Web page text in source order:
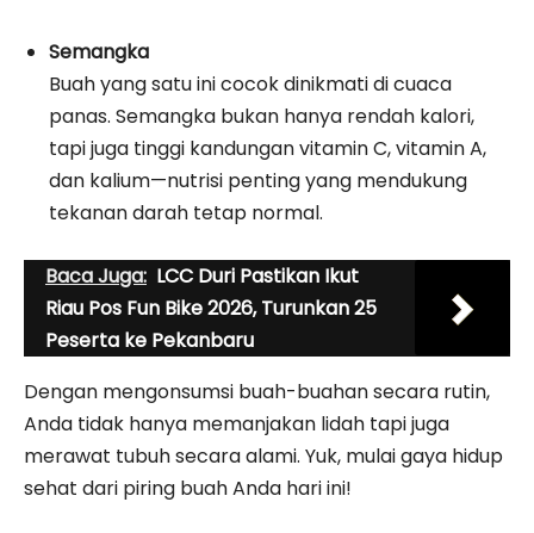
Semangka
Buah yang satu ini cocok dinikmati di cuaca
panas. Semangka bukan hanya rendah kalori,
tapi juga tinggi kandungan vitamin C, vitamin A,
dan kalium—nutrisi penting yang mendukung
tekanan darah tetap normal.
Baca Juga: LCC Duri Pastikan Ikut
Riau Pos Fun Bike 2026, Turunkan 25
Peserta ke Pekanbaru
Dengan mengonsumsi buah-buahan secara rutin,
Anda tidak hanya memanjakan lidah tapi juga
merawat tubuh secara alami. Yuk, mulai gaya hidup
sehat dari piring buah Anda hari ini!